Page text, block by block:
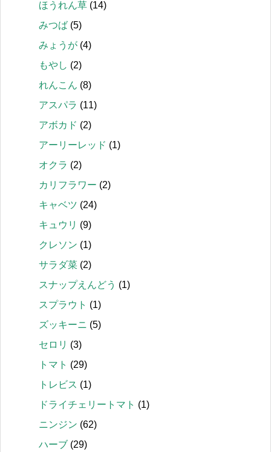
ほうれん草 (14)
みつば (5)
みょうが (4)
もやし (2)
れんこん (8)
アスパラ (11)
アボカド (2)
アーリーレッド (1)
オクラ (2)
カリフラワー (2)
キャベツ (24)
キュウリ (9)
クレソン (1)
サラダ菜 (2)
スナップえんどう (1)
スプラウト (1)
ズッキーニ (5)
セロリ (3)
トマト (29)
トレビス (1)
ドライチェリートマト (1)
ニンジン (62)
ハーブ (29)